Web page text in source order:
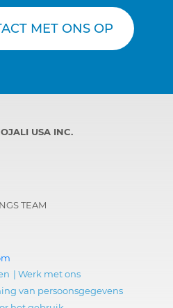
MET ONS OP
USA INC.
TEAM
| Werk met ons
van persoonsgegevens